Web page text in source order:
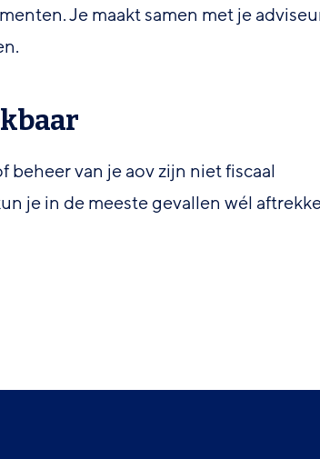
Je maakt samen met je
van je aov zijn niet fiscaal
je in de meeste gevallen wél